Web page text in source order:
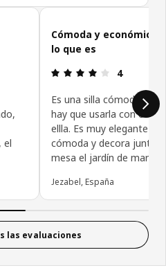
que confían en IKEA
5 estrellas.
el
Cómoda y económica
lo que es
Reseña: 4
4
Es una silla cómoda
hay que usarla con
ellla. Es muy elegante y
cómoda y decora junto
mesa el jardín de
Jezabel, España
las evaluaciones